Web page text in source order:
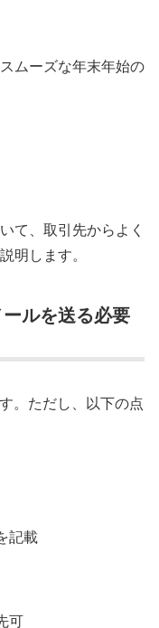
ムーズな年末年始の
て、取引先からよく
明します。
ルを送る必要
。ただし、以下の点
記載
可